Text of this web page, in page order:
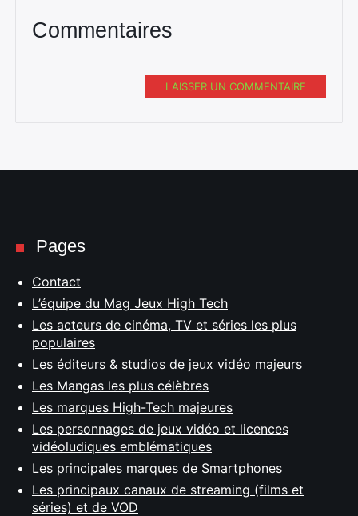
Commentaires
LAISSER UN COMMENTAIRE
Pages
Contact
L’équipe du Mag Jeux High Tech
Les acteurs de cinéma, TV et séries les plus
populaires
Les éditeurs & studios de jeux vidéo majeurs
Les Mangas les plus célèbres
Les marques High-Tech majeures
Les personnages de jeux vidéo et licences
vidéoludiques emblématiques
Les principales marques de Smartphones
Les principaux canaux de streaming (films et
séries) et de VOD